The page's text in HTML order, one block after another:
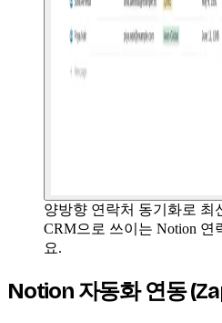
양방향 연락처 동기화로 최
CRM으로 쓰이는 Notion 연
요.
Notion 자동화 연동